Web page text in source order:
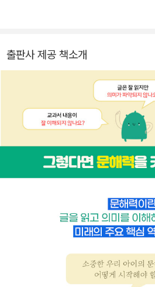
출판사 제공 책소개